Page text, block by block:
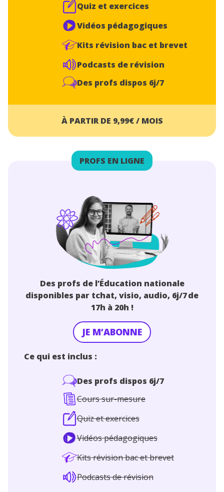
Quiz et exercices
Vidéos pédagogiques
Kits révision bac et brevet
Podcasts de révision
Des profs dispos 6j/7
À PARTIR DE 9,99€ / MOIS
PROFS EN LIGNE
Des profs de l’Éducation nationale
disponibles par tchat, visio, audio, 6j/7 de
17h à 20h !
JE M’ABONNE
Ce qui est inclus :
Des profs dispos 6j/7
Cours sur-mesure
Quiz et exercices
Vidéos pédagogiques
Kits révision bac et brevet
Podcasts de révision